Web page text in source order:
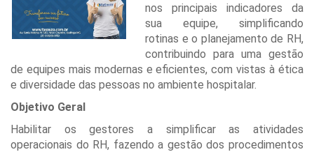
nos principais indicadores da
sua equipe, simplificando
rotinas e o planejamento de RH,
contribuindo para uma gestão
de equipes mais modernas e eficientes, com vistas à ética
e diversidade das pessoas no ambiente hospitalar.
Objetivo Geral
Habilitar os gestores a simplificar as atividades
operacionais do RH, fazendo a gestão dos procedimentos